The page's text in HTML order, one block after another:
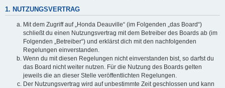
1. NUTZUNGSVERTRAG
Mit dem Zugriff auf „Honda Deauville“ (im Folgenden „das Board“)
schließt du einen Nutzungsvertrag mit dem Betreiber des Boards ab (im
Folgenden „Betreiber“) und erklärst dich mit den nachfolgenden
Regelungen einverstanden.
Wenn du mit diesen Regelungen nicht einverstanden bist, so darfst du
das Board nicht weiter nutzen. Für die Nutzung des Boards gelten
jeweils die an dieser Stelle veröffentlichten Regelungen.
Der Nutzungsvertrag wird auf unbestimmte Zeit geschlossen und kann